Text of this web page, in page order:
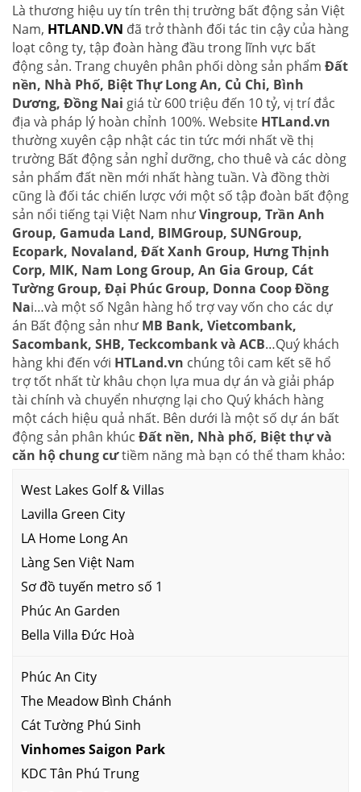
Là thương hiệu uy tín trên thị trường bất động sản Việt
Nam, HTLAND.VN đã trở thành đối tác tin cậy của hàng
loạt công ty, tập đoàn hàng đầu trong lĩnh vực bất
động sản. Trang chuyên phân phối dòng sản phẩm Đất
nền, Nhà Phố, Biệt Thự Long An, Củ Chi, Bình
Dương, Đồng Nai giá từ 600 triệu đến 10 tỷ, vị trí đắc
địa và pháp lý hoàn chỉnh 100%. Website HTLand.vn
thường xuyên cập nhật các tin tức mới nhất về thị
trường Bất động sản nghỉ dưỡng, cho thuê và các dòng
sản phẩm đất nền mới nhất hàng tuần. Và đồng thời
cũng là đối tác chiến lược với một số tập đoàn bất động
sản nổi tiếng tại Việt Nam nhưVingroup, Trần Anh
Group, Gamuda Land, BIMGroup, SUNGroup,
Ecopark, Novaland, Đất Xanh Group, Hưng Thịnh
Corp, MIK, Nam Long Group, An Gia Group, Cát
Tường Group, Đại Phúc Group, Donna Coop Đồng
Nai…và một số Ngân hàng hổ trợ vay vốn cho các dự
án Bất động sản như MB Bank, Vietcombank,
Sacombank, SHB, Teckcombank và ACB…Quý khách
hàng khi đến với HTLand.vn chúng tôi cam kết sẽ hổ
trợ tốt nhất từ khâu chọn lựa mua dự án và giải pháp
tài chính và chuyển nhượng lại cho Quý khách hàng
một cách hiệu quả nhất. Bên dưới là một số dự án bất
động sản phân khúc Đất nền, Nhà phố, Biệt thự và
căn hộ chung cưtiềm năng mà bạn có thể tham khảo:
West Lakes Golf & Villas
Lavilla Green City
LA Home Long An
Làng Sen Việt Nam
Sơ đồ tuyến metro số 1
Phúc An Garden
Bella Villa Đức Hoà
Phúc An City
The Meadow Bình Chánh
Cát Tường Phú Sinh
Vinhomes Saigon Park
KDC Tân Phú Trung